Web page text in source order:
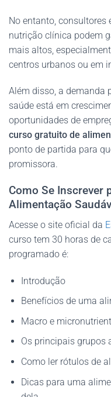
No entanto, consultores
nutrição clínica podem
mais altos,
centros urbanos ou em
Além disso, a demanda
saúde está em
oportunidades de
curso gratuito de
ponto de partida para
promissora.
Como Se Inscrever
Alimentação
Acesse o site oficial da
curso tem 30 horas de
programado é:
Introdução
Benefícios de uma
Macro e
Os principais grupos
Como ler rótulos de
Dicas para uma